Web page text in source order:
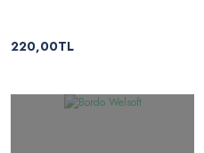
220,00TL